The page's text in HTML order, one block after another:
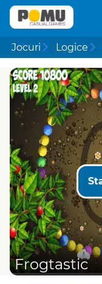
Jocuri Logice
Frogtastic